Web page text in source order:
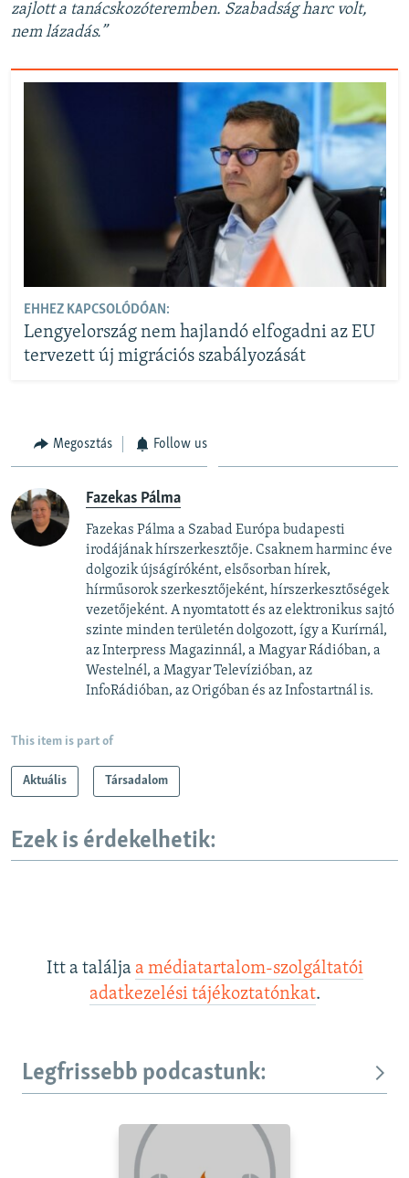
zajlott a tanácskozóteremben. Szabadság harc volt,
nem lázadás.”
EHHEZ KAPCSOLÓDÓAN:
Lengyelország nem hajlandó elfogadni az EU
tervezett új migrációs szabályozását
Megosztás Follow us
Fazekas Pálma
Fazekas Pálma a Szabad Európa budapesti
irodájának hírszerkesztője. Csaknem harminc éve
dolgozik újságíróként, elsősorban hírek,
hírműsorok szerkesztőjeként, hírszerkesztőségek
vezetőjeként. A nyomtatott és az elektronikus sajtó
szinte minden területén dolgozott, így a Kurírnál,
az Interpress Magazinnál, a Magyar Rádióban, a
Westelnél, a Magyar Televízióban, az
InfoRádióban, az Origóban és az Infostartnál is.
This item is part of
Aktuális Társadalom
Ezek is érdekelhetik:
Itt a találja a médiatartalom-szolgáltatói
adatkezelési tájékoztatónkat.
Legfrissebb podcastunk: